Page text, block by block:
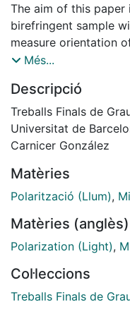
The aim of this
birefringent sample
measure orientation
phase retardation.
Zehnder setup we
We use a Spatial
components
illuminates the
with a CCD camera
We obtain the
Més...
Descripció
Treballs Finals de
Universitat de
Carnicer González
Matèries
Polarització (Llum),
Matèries (anglès)
Polarization (Light),
Col·leccions
Treballs Finals de